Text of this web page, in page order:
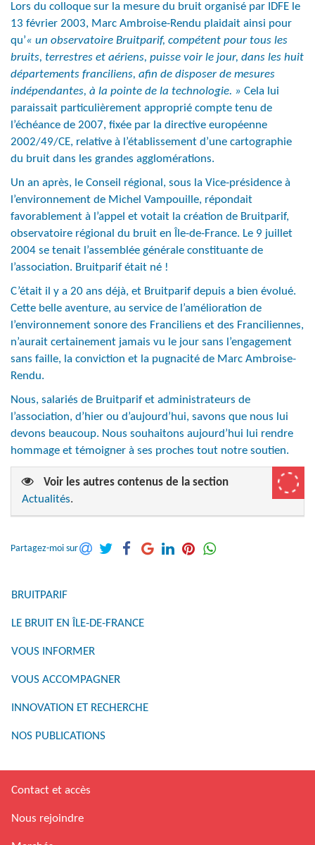
Lors du colloque sur la mesure du bruit organisé par IDFE le
13 février 2003, Marc Ambroise-Rendu plaidait ainsi pour
qu’« un observatoire Bruitparif, compétent pour tous les
bruits, terrestres et aériens, puisse voir le jour, dans les huit
départements franciliens, afin de disposer de mesures
indépendantes, à la pointe de la technologie. » Cela lui
paraissait particulièrement approprié compte tenu de
l’échéance de 2007, fixée par la directive européenne
2002/49/CE, relative à l’établissement d’une cartographie
du bruit dans les grandes agglomérations.
Un an après, le Conseil régional, sous la Vice-présidence à
l’environnement de Michel Vampouille, répondait
favorablement à l’appel et votait la création de Bruitparif,
observatoire régional du bruit en Île-de-France. Le 9 juillet
2004 se tenait l’assemblée générale constituante de
l’association. Bruitparif était né !
C’était il y a 20 ans déjà, et Bruitparif depuis a bien évolué.
Cette belle aventure, au service de l’amélioration de
l’environnement sonore des Franciliens et des Franciliennes,
n’aurait certainement jamais vu le jour sans l’engagement
sans faille, la conviction et la pugnacité de Marc Ambroise-
Rendu.
Nous, salariés de Bruitparif et administrateurs de
l’association, d’hier ou d’aujourd’hui, savons que nous lui
devons beaucoup. Nous souhaitons aujourd’hui lui rendre
hommage et témoigner à ses proches tout notre soutien.
Voir les autres contenus de la section
Actualités.
Partagez-moi sur
BRUITPARIF
LE BRUIT EN ÎLE-DE-FRANCE
VOUS INFORMER
VOUS ACCOMPAGNER
INNOVATION ET RECHERCHE
NOS PUBLICATIONS
Contact et accès
Nous rejoindre